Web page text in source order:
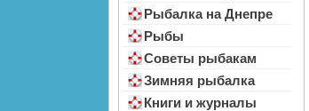
Рыбалка на Днепре
Рыбы
Советы рыбакам
Зимняя рыбалка
Книги и журналы